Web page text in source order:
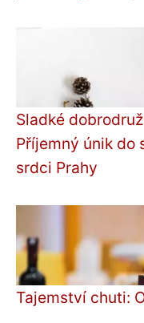
Sladké
Příjemný únik do
srdci Prahy
Tajemství chuti: